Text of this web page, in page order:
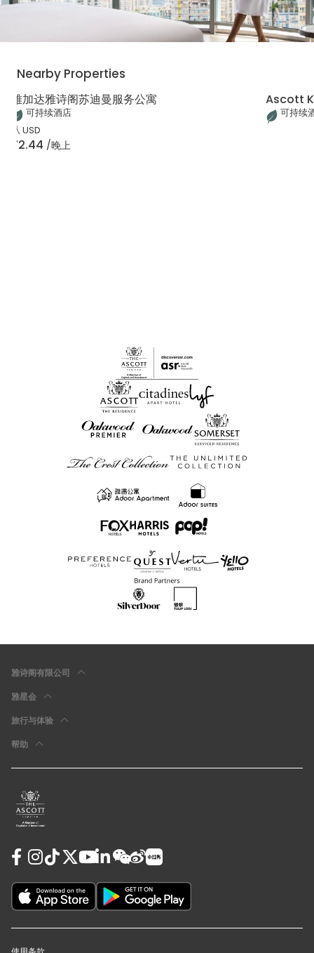
Nearby Properties
雅加达雅诗阁苏迪曼服务公寓
可持续酒店
从USD
72.44 /晚上
Ascott
可持续
雅诗阁有限公司
雅星会
旅行与体验
帮助